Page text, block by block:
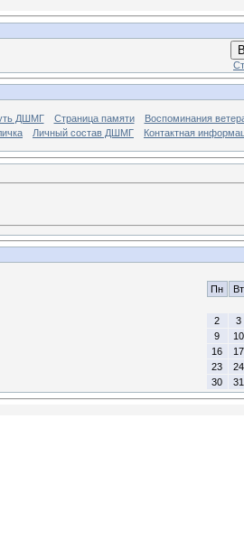
ДШМГ Страница памяти
Воспоминания
Личный состав ДШМГ Контактная
Пн Вт
2
3
9
10
16
17
23
24
30
31